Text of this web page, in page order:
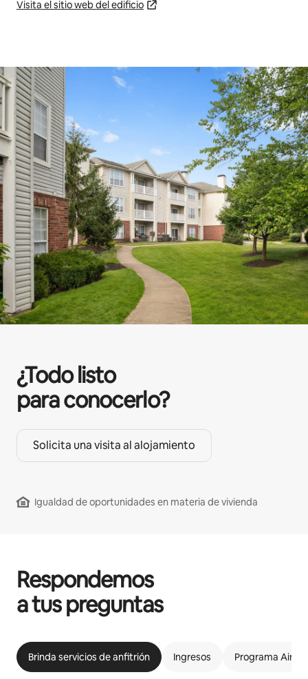
Visita el sitio web del edificio
¿Todo listo
para conocerlo?
Solicita una visita al alojamiento
Igualdad de oportunidades en materia de vivienda
Respondemos
a tus preguntas
Brinda servicios de anfitrión Ingresos Programa